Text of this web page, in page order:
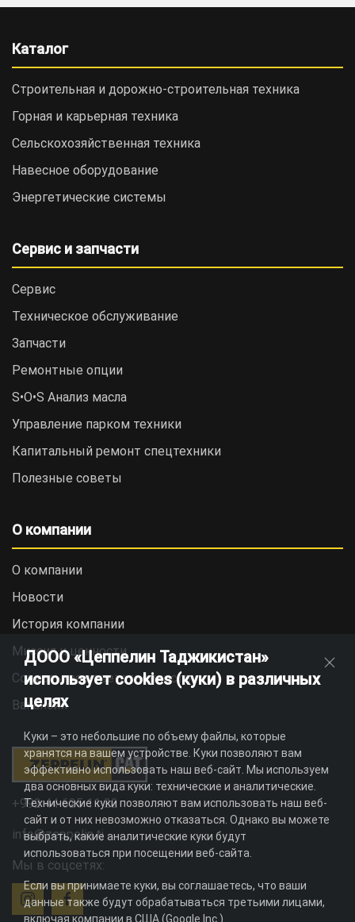
Каталог
Строительная и дорожно-cтроительная техника
Горная и карьерная техника
Сельскохозяйственная техника
Навесное оборудование
Энергетические системы
Сервис и запчасти
Сервис
Техническое обслуживание
Запчасти
Ремонтные опции
S•O•S Анализ масла
Управление парком техники
Капитальный ремонт спецтехники
Полезные советы
О компании
О компании
Новости
История компании
Миссия и ценности
Социальная ответственность
Вакансии
+992 44 625 11 22
info@zeppelin.tj
Мы в соцсетях:
ДООО «Цеппелин Таджикистан»
использует cookies (куки) в различных
целях
Куки – это небольшие по объему файлы, которые
хранятся на вашем устройстве. Куки позволяют вам
эффективно использовать наш веб-сайт. Мы используем
два основных вида куки: технические и аналитические.
Технические куки позволяют вам использовать наш веб-
сайт и от них невозможно отказаться. Однако вы можете
выбрать, какие аналитические куки будут
использоваться при посещении веб-сайта.
Если вы принимаете куки, вы соглашаетесь, что ваши
данные также будут обрабатываться третьими лицами,
включая компании в США (Google Inc.).